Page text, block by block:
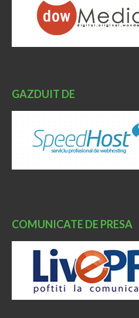
GAZDUIT DE
COMUNICATE DE PRESA